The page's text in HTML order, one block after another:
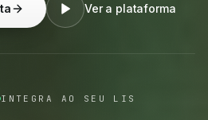
Ver a plataforma
INTEGRA AO SEU LIS